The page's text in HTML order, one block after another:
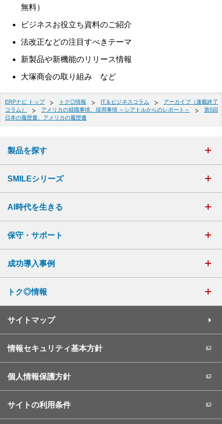
無料）
ビジネスお役立ち資料のご紹介
法改正などの注目すべきテーマ
新製品や新機能のリリース情報
大塚商会の取り組み など
ERPナビ トップ トク◎情報 IT＆ビジネスコラム
アーカイブ（連載終了
コラム）
アメリカの就職事情、採用事情 ～シアトルからのレポート～
第5回
日本の履歴書、アメリカの履歴書
製品を探す
SMILEシリーズ
AI時代を生きる
保守・サポート
成功導入事例
トク◎情報
サイトマップ
情報セキュリティ基本方針
個人情報保護方針
サイトの利用条件